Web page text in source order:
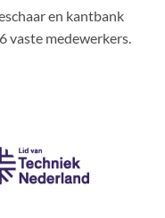
en kantbank
vaste medewerkers.